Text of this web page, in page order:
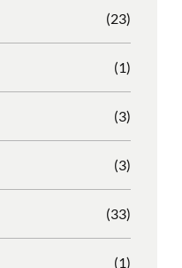
(23)
(1)
(3)
(3)
(33)
(1)